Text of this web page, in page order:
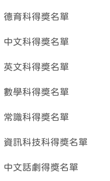
德育科得奬名單
中文科得奬名單
英文科得奬名單
數學科得奬名單
常識科得奬名單
資訊科技科得奬名單
中文話劇得奬名單